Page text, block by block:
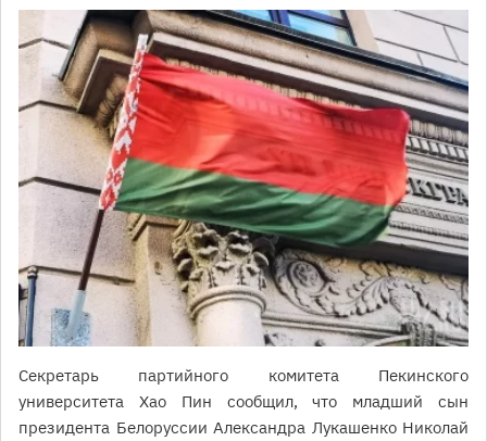
Секретарь партийного комитета Пекинского
университета Хао Пин сообщил, что младший сын
президента Белоруссии Александра Лукашенко Николай